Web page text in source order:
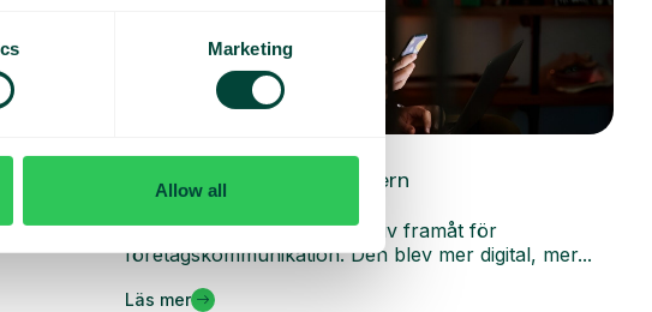
Marketing
Allow all
Insikter som präglar modern
företagskommunikation
2025 markerade ett tydligt kliv framåt för
företagskommunikation. Den blev mer digital, mer...
Läs mer